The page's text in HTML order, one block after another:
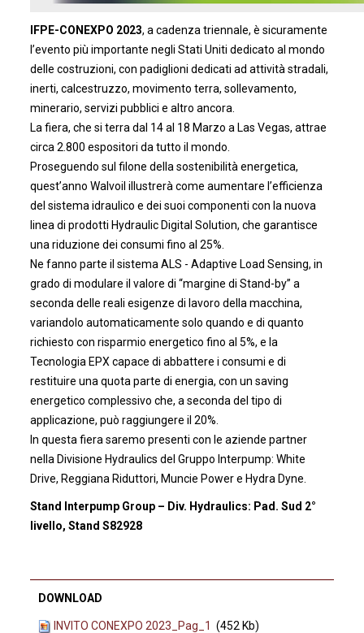
IFPE-CONEXPO 2023, a cadenza triennale, è sicuramente
l’evento più importante negli Stati Uniti dedicato al mondo
delle costruzioni, con padiglioni dedicati ad attività stradali,
inerti, calcestruzzo, movimento terra, sollevamento,
minerario, servizi pubblici e altro ancora.
La fiera, che si terra dal 14 al 18 Marzo a Las Vegas, attrae
circa 2.800 espositori da tutto il mondo.
Proseguendo sul filone della sostenibilità energetica,
quest’anno Walvoil illustrerà come aumentare l’efficienza
del sistema idraulico e dei suoi componenti con la nuova
linea di prodotti Hydraulic Digital Solution, che garantisce
una riduzione dei consumi fino al 25%.
Ne fanno parte il sistema ALS - Adaptive Load Sensing, in
grado di modulare il valore di “margine di Stand-by” a
seconda delle reali esigenze di lavoro della macchina,
variandolo automaticamente solo quando e di quanto
richiesto con risparmio energetico fino al 5%, e la
Tecnologia EPX capace di abbattere i consumi e di
restituire una quota parte di energia, con un saving
energetico complessivo che, a seconda del tipo di
applicazione, può raggiungere il 20%.
In questa fiera saremo presenti con le aziende partner
nella Divisione Hydraulics del Gruppo Interpump: White
Drive, Reggiana Riduttori, Muncie Power e Hydra Dyne.
Stand Interpump Group – Div. Hydraulics: Pad. Sud 2°
livello, Stand S82928
DOWNLOAD
INVITO CONEXPO 2023_Pag_1 (452 Kb)